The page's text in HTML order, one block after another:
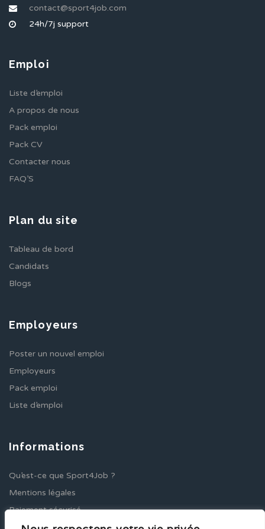
contact@sport4job.com
24h/7j support
Emploi
Liste d’emploi
A propos de nous
Pack emploi
Pack CV
Contacter nous
FAQ’S
Plan du site
Tableau de bord
Candidats
Blogs
Employeurs
Poster un nouvel emploi
Employeurs
Pack emploi
Liste d’emploi
Informations
Qu’est-ce que Sport4Job ?
Mentions légales
Paiement sécurisé